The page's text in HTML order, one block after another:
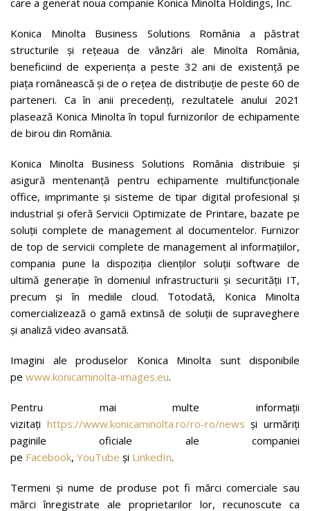
Konica Minolta Business Solutions România a păstrat
structurile şi reţeaua de vânzări ale Minolta România,
beneficiind de experienţa a peste 32 ani de existenţă pe
piaţa românească şi de o reţea de distribuţie de peste 60 de
parteneri. Ca în anii precedenţi, rezultatele anului 2021
plasează Konica Minolta în topul furnizorilor de echipamente
de birou din România.
Konica Minolta Business Solutions România distribuie și
asigură mentenanță pentru echipamente multifuncţionale
office, imprimante și sisteme de tipar digital profesional și
industrial şi oferă Servicii Optimizate de Printare, bazate pe
soluţii complete de management al documentelor. Furnizor
de top de servicii complete de management al informațiilor,
compania pune la dispoziția clienților soluții software de
ultimă generație în domeniul infrastructurii și securității IT,
precum și în mediile cloud. Totodată, Konica Minolta
comercializează o gamă extinsă de soluții de supraveghere
și analiză video avansată.
Imagini ale produselor Konica Minolta sunt disponibile
pe www.konicaminolta-images.eu.
Pentru mai multe informații
vizitați https://www.konicaminolta.ro/ro-ro/news și urmăriți
paginile oficiale ale companiei
pe Facebook, YouTube și LinkedIn.
Termeni şi nume de produse pot fi mărci comerciale sau
mărci înregistrate ale proprietarilor lor, recunoscute ca